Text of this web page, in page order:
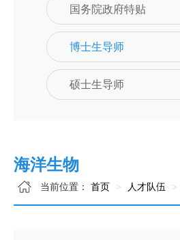
国务院政府特贴
博士生导师
硕士生导师
海洋生物
当前位置： 首页 人才队伍